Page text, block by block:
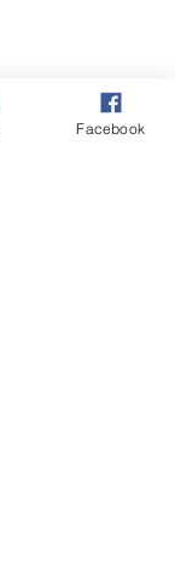
Facebook